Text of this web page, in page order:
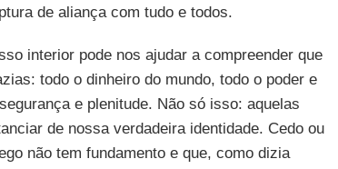
de aliança com tudo e todos.
interior pode nos ajudar a compreender que
todo o dinheiro do mundo, todo o poder e
e plenitude. Não só isso: aquelas
de nossa verdadeira identidade. Cedo ou
não tem fundamento e que, como dizia